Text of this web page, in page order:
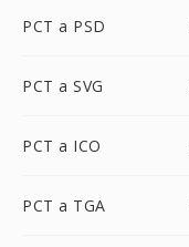
PCT a PSD
PCT a SVG
PCT a ICO
PCT a TGA